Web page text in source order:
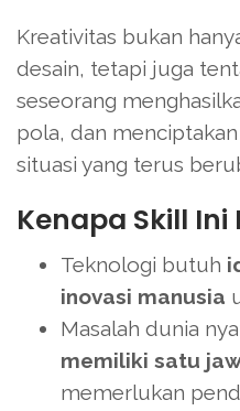
Kreativitas bukan
desain, tetapi juga
seseorang
pola, dan
situasi yang terus
Kenapa Skill Ini
Teknologi butuh
inovasi manusia
Masalah dunia
memiliki satu
memerlukan